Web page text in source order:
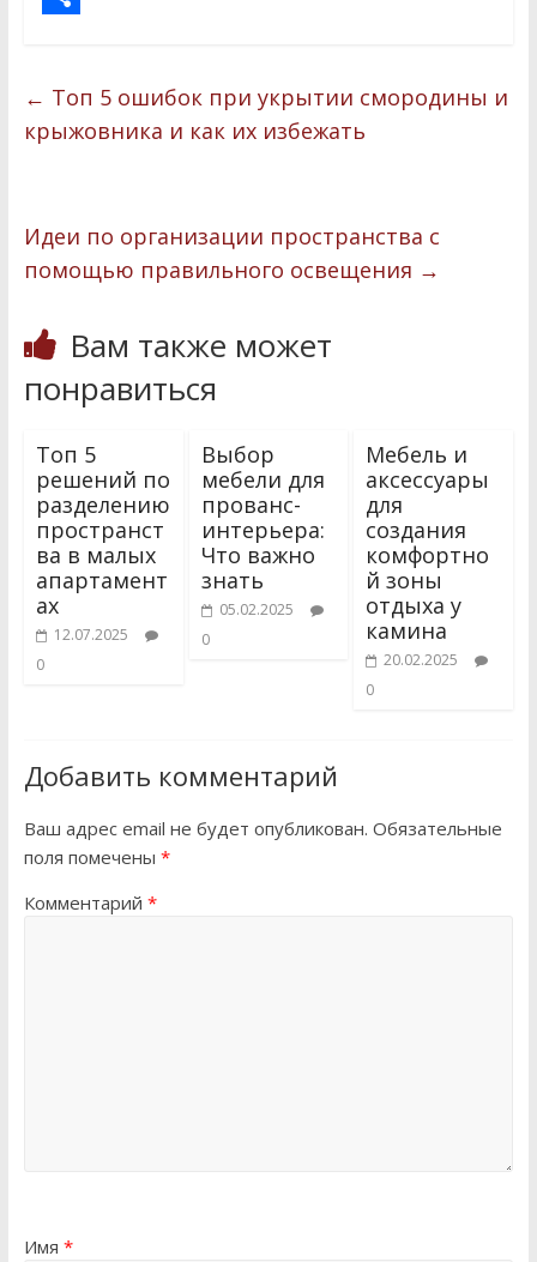
btп
и
ь
← Топ 5 ошибок при укрытии смородины и
крыжовника и как их избежать
Идеи по организации пространства с
помощью правильного освещения →
Вам также может
понравиться
Топ 5
решений по
разделению
пространст
ва в малых
апартамент
ах
12.07.2025
0
Выбор
мебели для
прованс-
интерьера:
Что важно
знать
05.02.2025
0
Мебель и
аксессуары
для
создания
комфортно
й зоны
отдыха у
камина
20.02.2025
0
Добавить комментарий
Ваш адрес email не будет опубликован. Обязательные
поля помечены *
Комментарий *
Имя *